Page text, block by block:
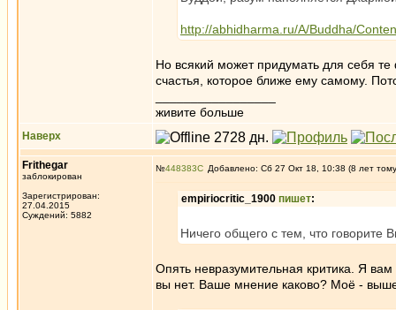
http://abhidharma.ru/A/Buddha/
Но всякий может придумать для себя
счастья, которое ближе ему самому.
живите больше
Наверх
Frithegar
заблокирован
Зарегистрирован:
27.04.2015
Суждений: 5882
№448383 Добавлено: Сб 27 Окт 18, 10:38 (8 лет
empiriocritic_1900 пишет:
Ничего общего с тем, что говорите
Опять невразумительная критика. Я
вы нет. Ваше мнение каково? Моё -